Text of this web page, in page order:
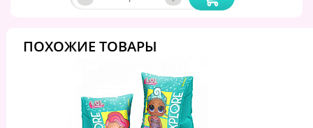
ПОХОЖИЕ ТОВАРЫ